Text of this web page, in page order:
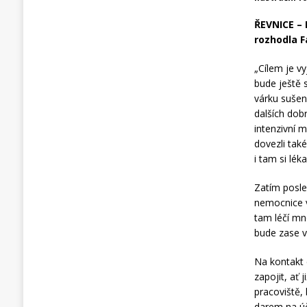
ŘEVNICE
rozhodla
„Cílem je
bude ještě
várku
dalších
intenzivní
dovezli
i tam si
Zatím
nemocnice
tam léčí
bude zase
Na kontakt
zapojit, ať
pracoviště,